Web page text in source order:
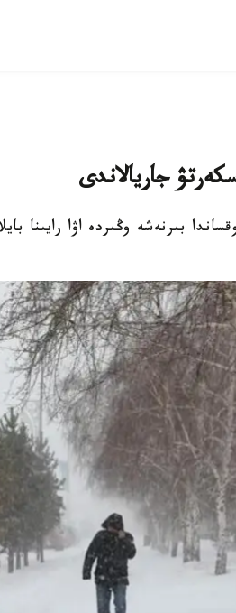
- قازگيدرومەت 17-جەلتوقساندا بىرنەشە وڭىردە اۋا